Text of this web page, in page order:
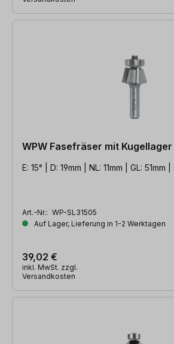
WPW Fasefräser mit Kugellager
E: 15° | D: 19mm | NL: 11mm | GL: 51mm
Art.-Nr.: WP-SL31505
Auf Lager, Lieferung in 1-2 Werktagen
39,02 €
inkl. MwSt. zzgl.
Versandkosten